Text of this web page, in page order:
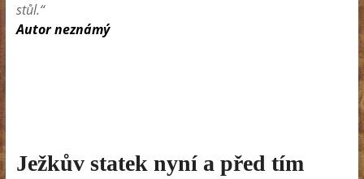
stůl.“
Autor neznámý
Ježkův statek nyní a před tím